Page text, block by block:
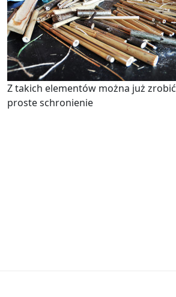
Z takich elementów można już zrobić
proste schronienie